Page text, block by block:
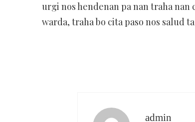
urgi nos hendenan pa nan traha nan
warda, traha bo cita paso nos salud
admin